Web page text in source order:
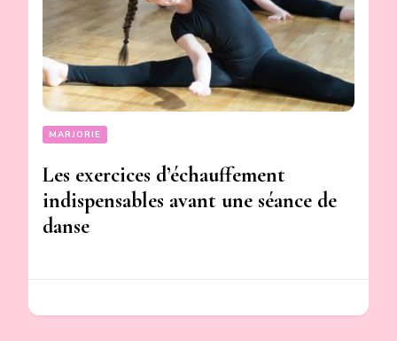
MARJORIE
Les exercices d’échauffement
indispensables avant une séance de
danse